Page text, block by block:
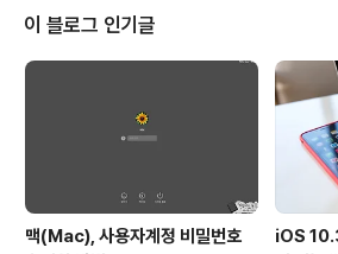
갤럭시워치. 그 중 46mm LTE 모델에 대한 후기를 정
해 보도록 하겠습니다. 과거에는 패키지 또한 원통형에
고급진 느낌을 줬던 기억이 있는데, 갤럭시워치는 보
것과 같은 형태를 띄고 있네요. ▼ 내부에는 본체를 비
구성품이 포함되어 있습니다. 여분의 스트랩과 충전
이 보이네요. ▼ 이미..
이 블로그 인기글
맥(Mac), 사용자계정 비밀번호
iOS